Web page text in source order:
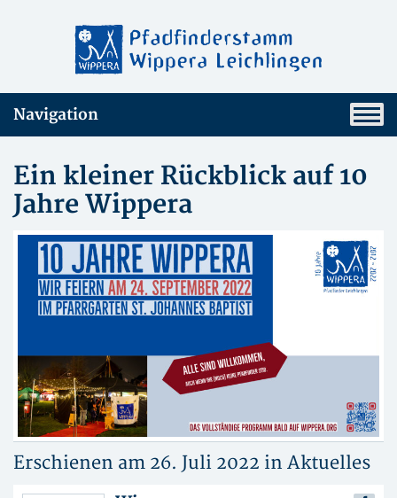
Navigation
Ein kleiner Rückblick auf 10
Jahre Wippera
Erschienen am 26. Juli 2022 in Aktuelles